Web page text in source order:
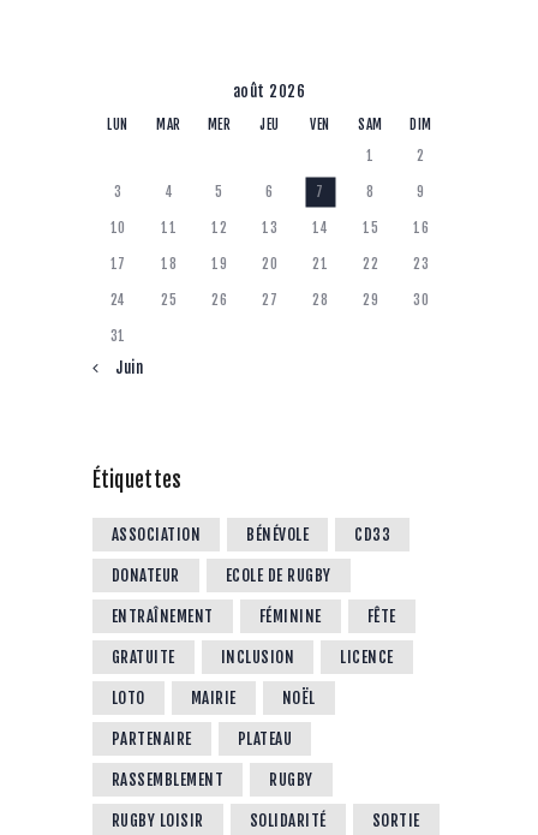
août 2026
LUN MAR MER JEU VEN SAM
DIM
1
2
3 4 5 6 7 8 9
10 11 12 13 14 15 16
17 18 19 20 21 22 23
24 25 26 27 28 29 30
31
« Juin
Étiquettes
ASSOCIATION BÉNÉVOLE CD33
DONATEUR ECOLE DE RUGBY
ENTRAÎNEMENT FÉMININE FÊTE
GRATUITE INCLUSION LICENCE
LOTO MAIRIE NOËL
PARTENAIRE PLATEAU
RASSEMBLEMENT RUGBY
RUGBY LOISIR SOLIDARITÉ SORTIE